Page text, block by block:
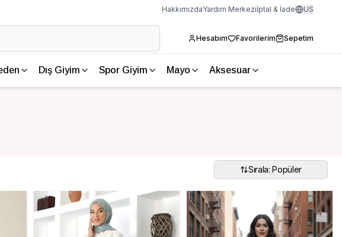
HakkımızdaYardım Merkeziİptal & İade US
Hesabım Favorilerim Sepetim
Dış Giyim Spor Giyim Mayo Aksesuar
Sırala: Popüler